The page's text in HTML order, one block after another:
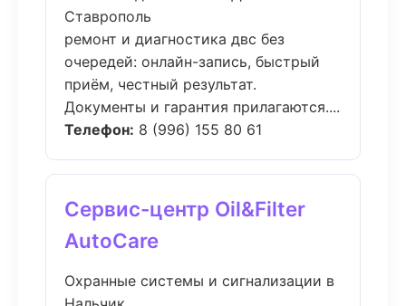
Ставрополь
ремонт и диагностика двс без
очередей: онлайн-запись, быстрый
приём, честный результат.
Документы и гарантия прилагаются....
Телефон: 8 (996) 155 80 61
Сервис-центр Oil&Filter
AutoCare
Охранные системы и сигнализации в